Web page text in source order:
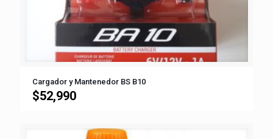
Cargador y Mantenedor BS B10
$52,990